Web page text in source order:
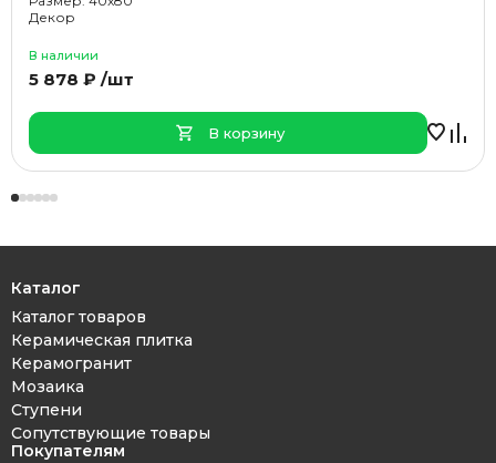
Декор
В наличии
5 878 ₽ /шт
В корзину
Каталог
Каталог товаров
Керамическая плитка
Керамогранит
Мозаика
Ступени
Сопутствующие товары
Покупателям